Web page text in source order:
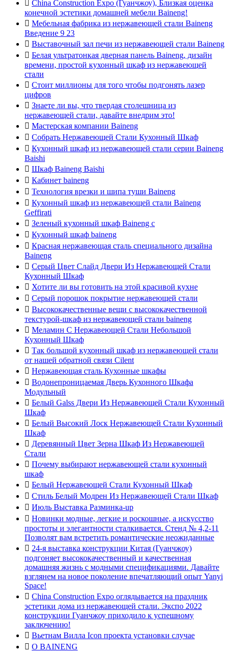
China Construction Expo (Гуанчжоу), Близкая оценка
конечной эстетики домашней мебели Baineng!
 Мебельная фабрика из нержавеющей стали Baineng
Введение 9 23
 Выставочный зал печи из нержавеющей стали Baineng
 Белая ультратонкая дверная панель Baineng, дизайн
времени, простой кухонный шкаф из нержавеющей
стали
 Стоит миллионы для того чтобы подгонять лазер
цифров
 Знаете ли вы, что твердая столешница из
нержавеющей стали, давайте внедрим это!
 Мастерская компании Baineng
 Собрать Нержавеющей Стали Кухонный Шкаф
 Кухонный шкаф из нержавеющей стали серии Baineng
Baishi
 Шкаф Baineng Baishi
 Кабинет baineng
 Технология врезки и шипа туши Baineng
 Кухонный шкаф из нержавеющей стали Baineng
Geffirati
 Зеленый кухонный шкаф Baineng с
 Кухонный шкаф baineng
 Красная нержавеющая сталь специального дизайна
Baineng
 Серый Цвет Слайд Двери Из Нержавеющей Стали
Кухонный Шкаф
 Хотите ли вы готовить на этой красивой кухне
 Серый порошок покрытие нержавеющей стали
 Высококачественные вещи с высококачественной
текстурой-шкаф из нержавеющей стали baineng
 Меламин С Нержавеющей Стали Небольшой
Кухонный Шкаф
 Так большой кухонный шкаф из нержавеющей стали
от нашей обратной связи Cilent
 Нержавеющая сталь Кухонные шкафы
 Водонепроницаемая Дверь Кухонного Шкафа
Модульный
 Белый Galss Двери Из Нержавеющей Стали Кухонный
Шкаф
 Белый Высокий Лоск Нержавеющей Стали Кухонный
Шкаф
 Деревянный Цвет Зерна Шкаф Из Нержавеющей
Стали
 Почему выбирают нержавеющей стали кухонный
шкаф
 Белый Нержавеющей Стали Кухонный Шкаф
 Стиль Белый Модрен Из Нержавеющей Стали Шкаф
 Июль Выставка Разминка-up
 Новинки модные, легкие и роскошные, а искусство
простоты и элегантности сталкивается. Стенд № 4,2-11
Позволят вам встретить романтические неожиданные
 24-я выставка конструкции Китая (Гуанчжоу)
подгоняет высококачественный и качественная
домашняя жизнь с модными спецификациями. Давайте
взглянем на новое поколение впечатляющий опыт Yanyi
Space!
 China Construction Expo оглядывается на праздник
эстетики дома из нержавеющей стали. Экспо 2022
конструкции Гуанчжоу приходило к успешному
заключению!
 Вьетнам Вилла Icon проекта установки случае
 О BAINENG